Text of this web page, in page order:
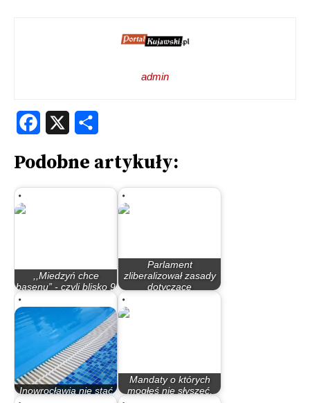
admin
Facebook
Podobne artykuły:
,,Miedzyń chce
basenu” - czyli blisko 9
Parlament
zliberalizował zasady
dotyczące
Inowrocławia nie stać
Mandaty o których
mogłeś nie słyszeć,